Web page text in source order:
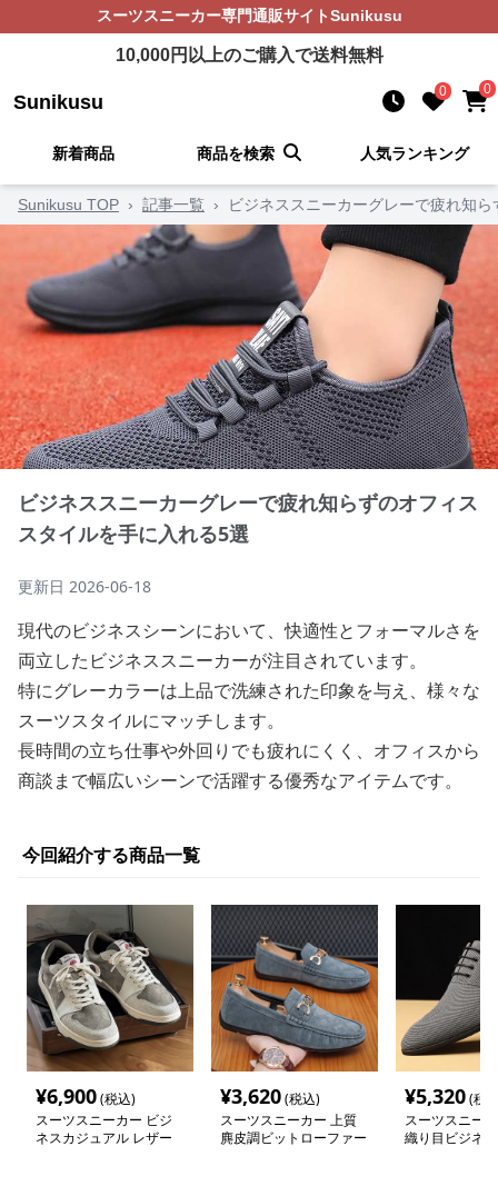
スーツスニーカー専門通販サイトSunikusu
10,000円以上のご購入で送料無料
Sunikusu 0 0
新着商品 商品を検索 人気ランキング
Sunikusu TOP › 記事一覧 › ビジネススニーカーグレーで疲れ知
ビジネススニーカーグレーで疲れ知らずのオフィス
スタイルを手に入れる5選
更新日 2026-06-18
現代のビジネスシーンにおいて、快適性とフォーマルさを
両立したビジネススニーカーが注目されています。
特にグレーカラーは上品で洗練された印象を与え、様々な
スーツスタイルにマッチします。
長時間の立ち仕事や外回りでも疲れにくく、オフィスから
商談まで幅広いシーンで活躍する優秀なアイテムです。
今回紹介する商品一覧
¥6,900(税込)
スーツスニーカー ビジ
ネスカジュアル レザー
¥3,620(税込)
スーツスニーカー 上質
麂皮調ビットローファー
¥5,320(税
スーツスニー
織り目ビジネ